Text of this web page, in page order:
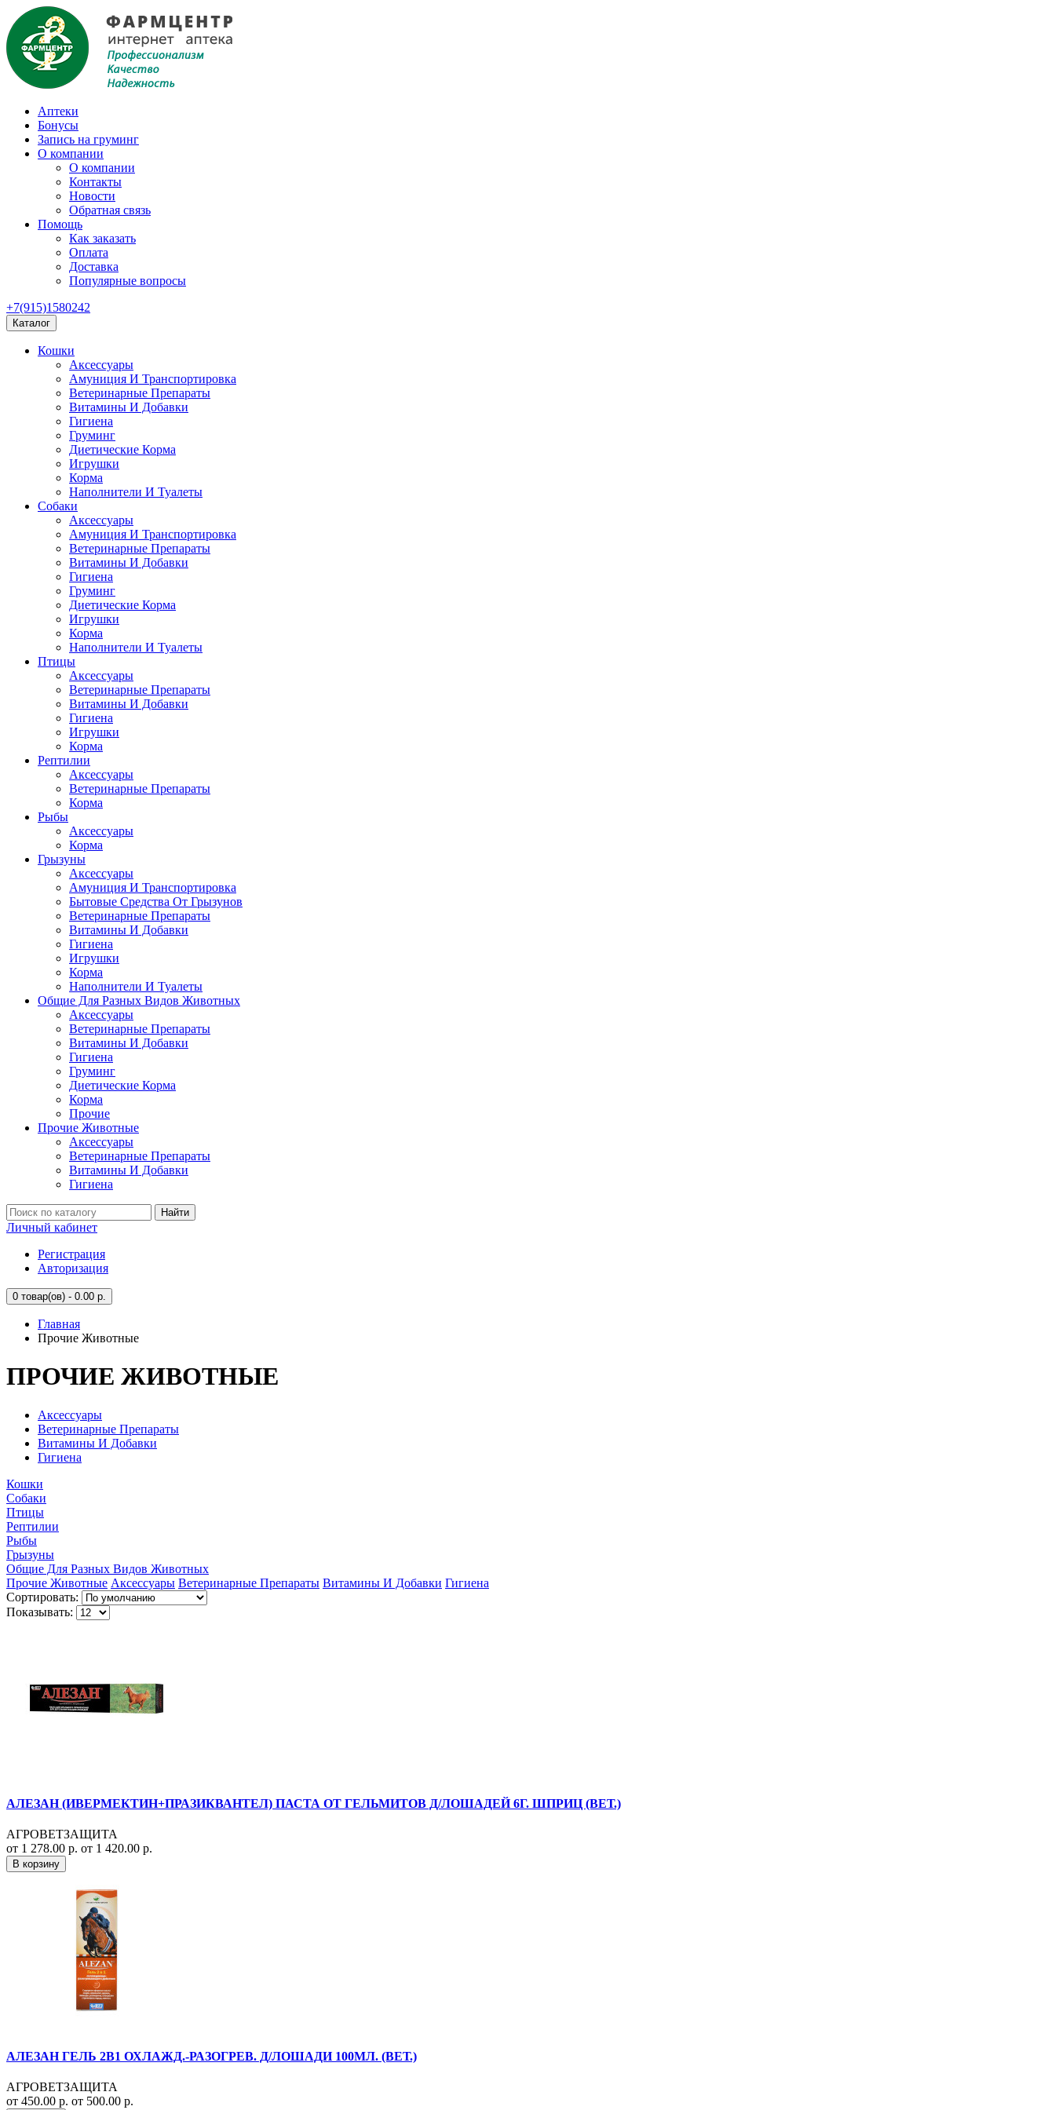
Аптеки
Бонусы
Запись на груминг
О компании
О компании
Контакты
Новости
Обратная связь
Помощь
Как заказать
Оплата
Доставка
Популярные вопросы
+7(915)1580242
Каталог
Кошки
Аксессуары
Амуниция И Транспортировка
Ветеринарные Препараты
Витамины И Добавки
Гигиена
Груминг
Диетические Корма
Игрушки
Корма
Наполнители И Туалеты
Собаки
Аксессуары
Амуниция И Транспортировка
Ветеринарные Препараты
Витамины И Добавки
Гигиена
Груминг
Диетические Корма
Игрушки
Корма
Наполнители И Туалеты
Птицы
Аксессуары
Ветеринарные Препараты
Витамины И Добавки
Гигиена
Игрушки
Корма
Рептилии
Аксессуары
Ветеринарные Препараты
Корма
Рыбы
Аксессуары
Корма
Грызуны
Аксессуары
Амуниция И Транспортировка
Бытовые Средства От Грызунов
Ветеринарные Препараты
Витамины И Добавки
Гигиена
Игрушки
Корма
Наполнители И Туалеты
Общие Для Разных Видов Животных
Аксессуары
Ветеринарные Препараты
Витамины И Добавки
Гигиена
Груминг
Диетические Корма
Корма
Прочие
Прочие Животные
Аксессуары
Ветеринарные Препараты
Витамины И Добавки
Гигиена
Найти
Личный кабинет
Регистрация
Авторизация
0 товар(ов) - 0.00 р.
Главная
Прочие Животные
ПРОЧИЕ ЖИВОТНЫЕ
Аксессуары
Ветеринарные Препараты
Витамины И Добавки
Гигиена
Кошки
Собаки
Птицы
Рептилии
Рыбы
Грызуны
Общие Для Разных Видов Животных
Прочие Животные Аксессуары Ветеринарные Препараты Витамины И Добавки Гигиена
Сортировать:
Показывать:
АЛЕЗАН (ИВЕРМЕКТИН+ПРАЗИКВАНТЕЛ) ПАСТА ОТ ГЕЛЬМИТОВ Д/ЛОШАДЕЙ 6Г. ШПРИЦ (ВЕТ.)
АГРОВЕТЗАЩИТА
от 1 278.00 р. от 1 420.00 р.
В корзину
АЛЕЗАН ГЕЛЬ 2В1 ОХЛАЖД.-РАЗОГРЕВ. Д/ЛОШАДИ 100МЛ. (ВЕТ.)
АГРОВЕТЗАЩИТА
от 450.00 р. от 500.00 р.